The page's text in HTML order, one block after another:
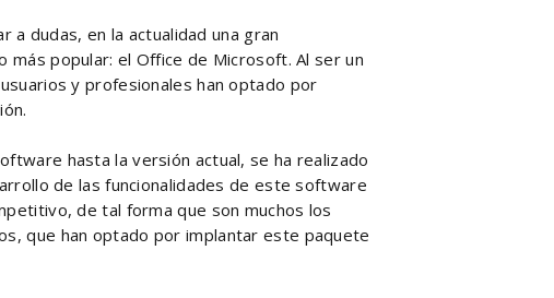
a dudas, en la actualidad una gran
popular: el Office de Microsoft. Al ser un
y profesionales han optado por
hasta la versión actual, se ha realizado
de las funcionalidades de este software
de tal forma que son muchos los
que han optado por implantar este paquete